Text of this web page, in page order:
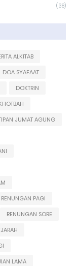
(38)
ALKITAB
DOA SYAFAAT
DOKTRIN
JUMAT AGUNG
RENUNGAN PAGI
RENUNGAN SORE
LAMA